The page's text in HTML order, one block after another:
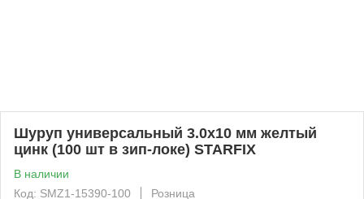
Шуруп универсальный 3.0х10 мм желтый
цинк (100 шт в зип-локе) STARFIX
В наличии
Код: SMZ1-15390-100
Розница